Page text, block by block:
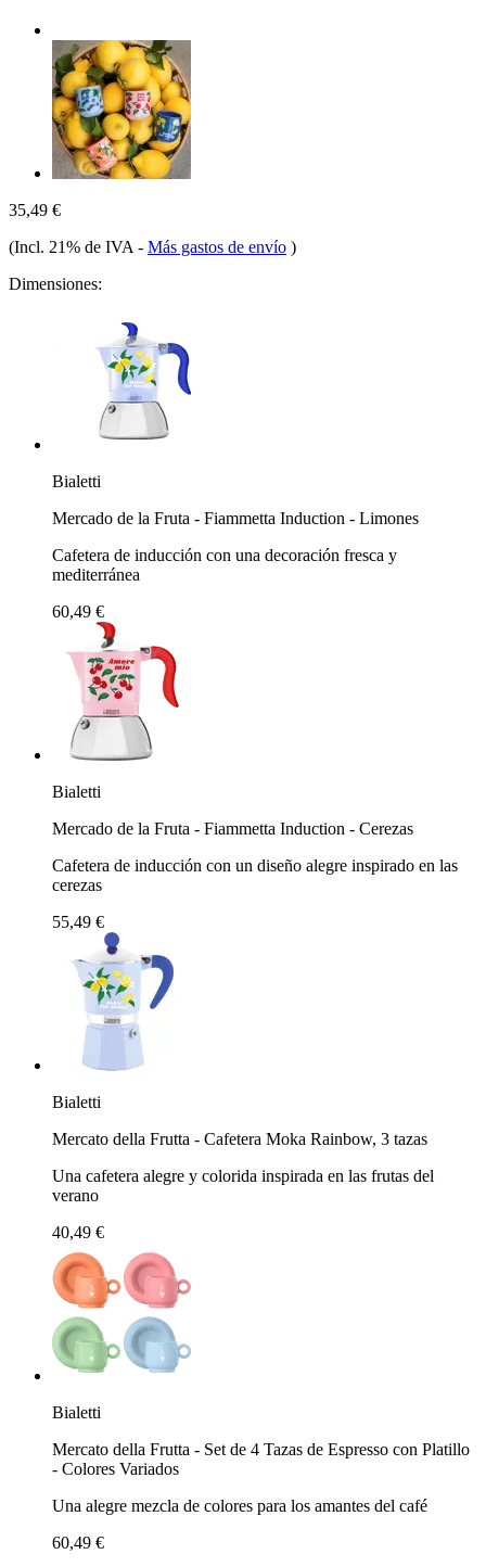
35,49 €
(Incl. 21% de IVA - Más gastos de envío )
Dimensiones:
Bialetti
Mercado de la Fruta - Fiammetta Induction - Limones
Cafetera de inducción con una decoración fresca y
mediterránea
60,49 €
Bialetti
Mercado de la Fruta - Fiammetta Induction - Cerezas
Cafetera de inducción con un diseño alegre inspirado en las
cerezas
55,49 €
Bialetti
Mercato della Frutta - Cafetera Moka Rainbow, 3 tazas
Una cafetera alegre y colorida inspirada en las frutas del
verano
40,49 €
Bialetti
Mercato della Frutta - Set de 4 Tazas de Espresso con Platillo
- Colores Variados
Una alegre mezcla de colores para los amantes del café
60,49 €